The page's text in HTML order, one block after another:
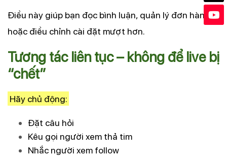
Điều này giúp bạn đọc bình luận, quản lý đơn hàng
hoặc điều chỉnh cài đặt mượt hơn.
Tương tác liên tục – không để live bị
“chết”
Hãy chủ động:
Đặt câu hỏi
Kêu gọi người xem thả tim
Nhắc người xem follow